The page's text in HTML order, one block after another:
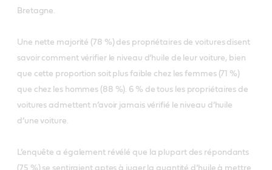
Bretagne.
Une nette majorité (78 %) des propriétaires de voitures disent
savoir comment vérifier le niveau d’huile de leur voiture, bien
que cette proportion soit plus faible chez les femmes (71 %)
que chez les hommes (88 %). 6 % de tous les propriétaires de
voitures admettent n’avoir jamais vérifié le niveau d’huile
d’une voiture.
L’enquête a également révélé que la plupart des répondants
(75 %) se sentiraient aptes à juger la quantité d’huile à mettre